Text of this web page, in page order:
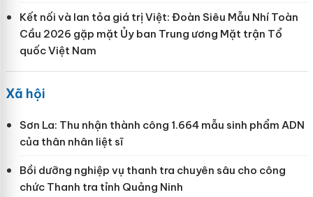
Kết nối và lan tỏa giá trị Việt: Đoàn Siêu Mẫu Nhí Toàn
Cầu 2026 gặp mặt Ủy ban Trung ương Mặt trận Tổ
quốc Việt Nam
Xã hội
Sơn La: Thu nhận thành công 1.664 mẫu sinh phẩm ADN
của thân nhân liệt sĩ
Bồi dưỡng nghiệp vụ thanh tra chuyên sâu cho công
chức Thanh tra tỉnh Quảng Ninh